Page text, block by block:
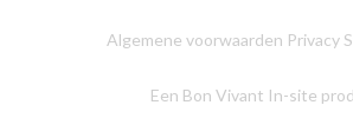
Algemene voorwaarden Privacy
Een Bon Vivant In-site